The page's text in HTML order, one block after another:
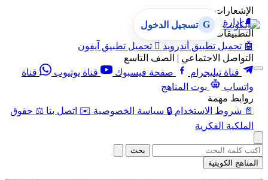
الإشعارات
🔔 إدارة الإشعارات
التطبيقات
🤖 تحميل تطبيق أندرويد  تحميل تطبيق آيفون
التواصل الاجتماعي | الصف التاسع
قناة تيليجرام
صفحة فيسبوك قناة يوتيوب
قناة
واتساب
بوت المناهج
روابط مهمة
📄 شروط الاستخدام 🔒 سياسة الخصوصية ✉️ اتصل بنا ⚖️ حقوق
الملكية الفكرية
G تسجيل الدخول
بحث
المناهج الكويتية